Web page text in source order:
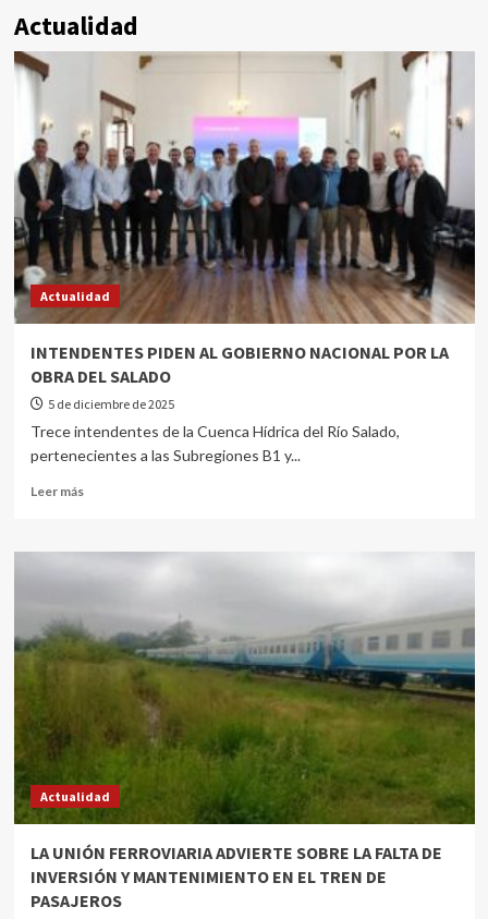
Actualidad
Actualidad
INTENDENTES PIDEN AL GOBIERNO NACIONAL POR LA
OBRA DEL SALADO
5 de diciembre de 2025
Trece intendentes de la Cuenca Hídrica del Río Salado,
pertenecientes a las Subregiones B1 y...
Leer más
Actualidad
LA UNIÓN FERROVIARIA ADVIERTE SOBRE LA FALTA DE
INVERSIÓN Y MANTENIMIENTO EN EL TREN DE
PASAJEROS